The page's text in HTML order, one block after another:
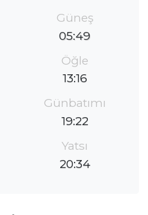
Güneş
05:49
Öğle
13:16
Günbatımı
19:22
Yatsı
20:34